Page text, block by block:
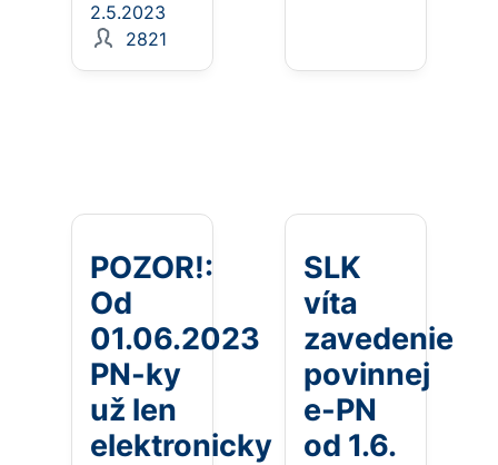
2.5.2023
2821
POZOR!:
Od
01.06.2023
PN-ky
už len
elektronicky
SLK
víta
zavedenie
povinnej
e-PN
od 1.6.